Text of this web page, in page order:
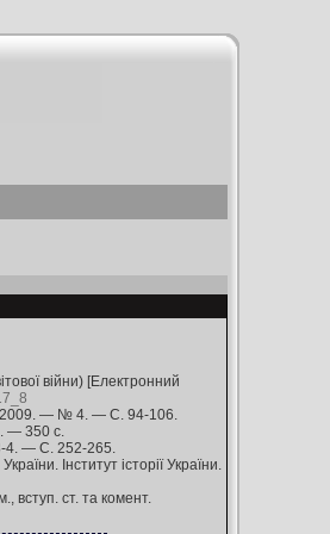
війни) [Електронний
— 2009. — № 4. — С. 94-106.
— 350 с.
4. — С. 252-265.
Інститут історії України.
вступ. ст. та комент.